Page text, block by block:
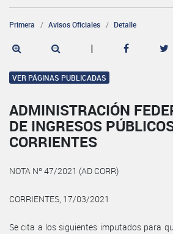
Primera Avisos Oficiales Detalle
|
VER PÁGINAS PUBLICADAS
ADMINISTRACIÓN
DE INGRESOS
CORRIENTES
NOTA Nº 47/2021 (AD CORR)
CORRIENTES, 17/03/2021
Se cita a los siguientes imputados para